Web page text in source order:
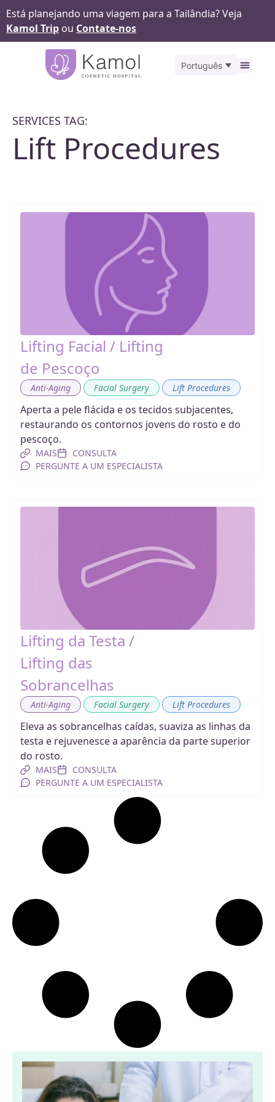
Está planejando uma viagem para a Tailândia? Veja
Kamol Trip ou Contate-nos
Português
SERVICES TAG:
Lift Procedures
Lifting Facial / Lifting
de Pescoço
Anti-Aging Facial Surgery Lift Procedures
Aperta a pele flácida e os tecidos subjacentes,
restaurando os contornos jovens do rosto e do
pescoço.
MAIS
CONSULTA
PERGUNTE A UM ESPECIALISTA
Lifting da Testa /
Lifting das
Sobrancelhas
Anti-Aging Facial Surgery Lift Procedures
Eleva as sobrancelhas caídas, suaviza as linhas da
testa e rejuvenesce a aparência da parte superior
do rosto.
MAIS
CONSULTA
PERGUNTE A UM ESPECIALISTA